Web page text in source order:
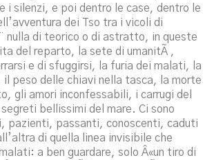
i silenzi, e poi dentro le case, dentro le
dei Tso tra i vicoli di
nulla di teorico o di astratto, in queste
del reparto, la sete di umanitÃ ,
e di sfuggirsi, la furia dei malati, la
il peso delle chiavi nella tasca, la morte
gli amori inconfessabili, i carrugi del
bellissimi del mare. Ci sono
pazienti, passanti, conoscenti, caduti
di quella linea invisibile che
a ben guardare, solo Â«un tiro di